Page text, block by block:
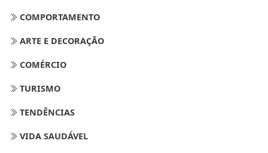
COMPORTAMENTO
ARTE E DECORAÇÃO
COMÉRCIO
TURISMO
TENDÊNCIAS
VIDA SAUDÁVEL